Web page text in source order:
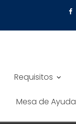
Requisitos
Mesa de Ayuda